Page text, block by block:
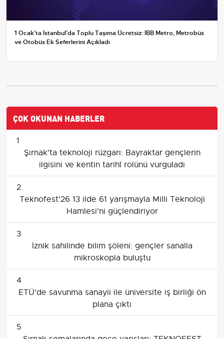
1 Ocak'ta İstanbul'da Toplu Taşıma Ücretsiz: İBB Metro, Metrobüs
ve Otobüs Ek Seferlerini Açıkladı
ÇOK OKUNAN HABERLER
1
Şırnak'ta teknoloji rüzgarı: Bayraktar gençlerin
ilgisini ve kentin tarihî rolünü vurguladı
2
Teknofest'26 13 ilde 61 yarışmayla Milli Teknoloji
Hamlesi'ni güçlendiriyor
3
İznik sahilinde bilim şöleni: gençler sanalla
mikroskopla buluştu
4
ETÜ'de savunma sanayii ile üniversite iş birliği ön
plana çıktı
5